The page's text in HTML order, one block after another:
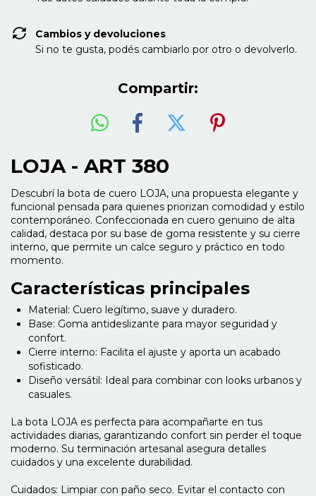
Cambios y devoluciones
Si no te gusta, podés cambiarlo por otro o devolverlo.
Compartir:
LOJA - ART 380
Descubrí la bota de cuero LOJA, una propuesta elegante y
funcional pensada para quienes priorizan comodidad y estilo
contemporáneo. Confeccionada en cuero genuino de alta
calidad, destaca por su base de goma resistente y su cierre
interno, que permite un calce seguro y práctico en todo
momento.
Características principales
Material: Cuero legítimo, suave y duradero.
Base: Goma antideslizante para mayor seguridad y
confort.
Cierre interno: Facilita el ajuste y aporta un acabado
sofisticado.
Diseño versátil: Ideal para combinar con looks urbanos y
casuales.
La bota LOJA es perfecta para acompañarte en tus
actividades diarias, garantizando confort sin perder el toque
moderno. Su terminación artesanal asegura detalles
cuidados y una excelente durabilidad.
Cuidados: Limpiar con paño seco. Evitar el contacto con